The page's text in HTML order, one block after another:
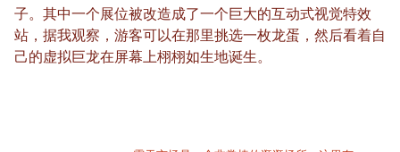
子。其中一个展位被改造成了一个巨大的互动式视觉特效
站，据我观察，游客可以在那里挑选一枚龙蛋，然后看着自
己的虚拟巨龙在屏幕上栩栩如生地诞生。